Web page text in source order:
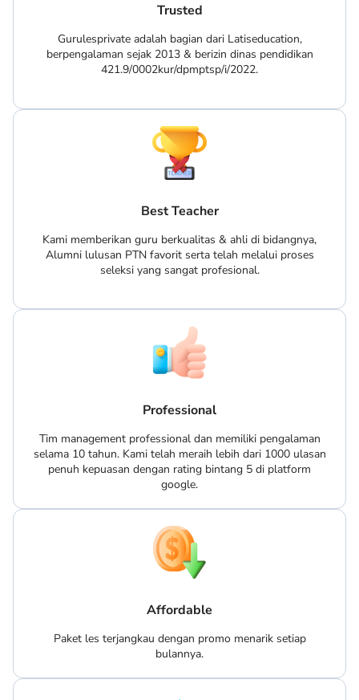
Trusted
Gurulesprivate adalah bagian dari Latiseducation,
berpengalaman sejak 2013 & berizin dinas pendidikan
421.9/0002kur/dpmptsp/i/2022.
Best Teacher
Kami memberikan guru berkualitas & ahli di bidangnya,
Alumni lulusan PTN favorit serta telah melalui proses
seleksi yang sangat profesional.
Professional
Tim management professional dan memiliki pengalaman
selama 10 tahun. Kami telah meraih lebih dari 1000 ulasan
penuh kepuasan dengan rating bintang 5 di platform
google.
Affordable
Paket les terjangkau dengan promo menarik setiap
bulannya.